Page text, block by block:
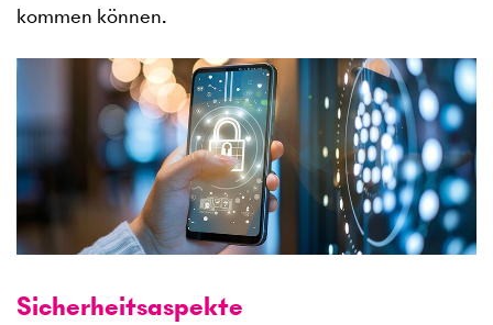
kommen können.
Sicherheitsaspekte